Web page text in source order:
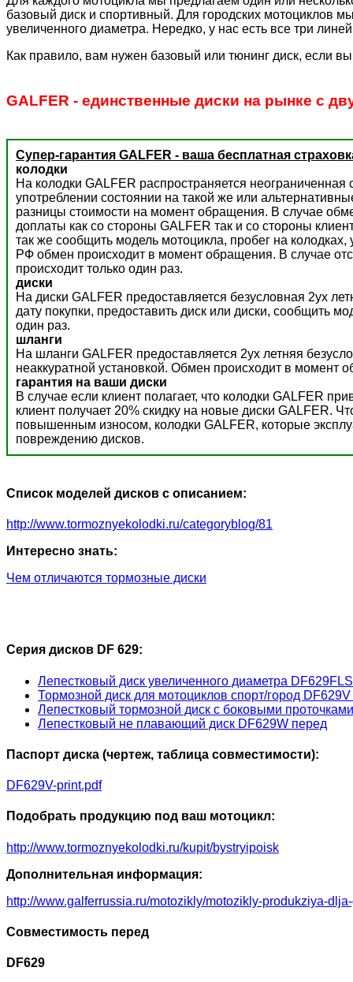
базовый диск и спортивный. Для городских мотоциклов
увеличенного диаметра. Нередко, у нас есть все три
Как правило, вам нужен базовый или тюнинг диск, если
GALFER - единственные диски на рынке с
Супер-гарантия GALFER - ваша бесплатная
колодки
На колодки GALFER распространяется
употреблении состоянии на такой же или
разницы стоимости на момент обращения. В случае
доплаты как со стороны GALFER так и со стороны
так же сообщить модель мотоцикла, пробег на
РФ обмен происходит в момент обращения. В случае
происходит только один раз.
диски
На диски GALFER предоставляется безусловная 2ух
дату покупки, предоставить диск или диски, сообщить
один раз.
шланги
На шланги GALFER предоставляется 2ух летняя
неаккуратной установкой. Обмен происходит в момент
гарантия на ваши диски
В случае если клиент полагает, что колодки GALFER
клиент получает 20% скидку на новые диски GALFER.
повышенным износом, колодки GALFER, которые
повреждению дисков.
Список моделей дисков с описанием:
http://www.tormoznyekolodki.ru/categoryblog/81
Интересно знать:
Чем отличаются тормозные диски
Серия дисков DF 629:
Лепестковый диск увеличенного диаметра
Тормозной диск для мотоциклов спорт/город
Лепестковый тормозной диск с боковыми
Лепестковый не плавающий диск DF629W перед
Паспорт диска (чертеж, таблица совместимости):
DF629V-print.pdf
Подобрать продукцию под ваш мотоцикл:
http://www.tormoznyekolodki.ru/kupit/bystryipoisk
Дополнительная информация:
http://www.galferrussia.ru/motozikly/motozikly-produkziya-
Совместимость перед
DF629